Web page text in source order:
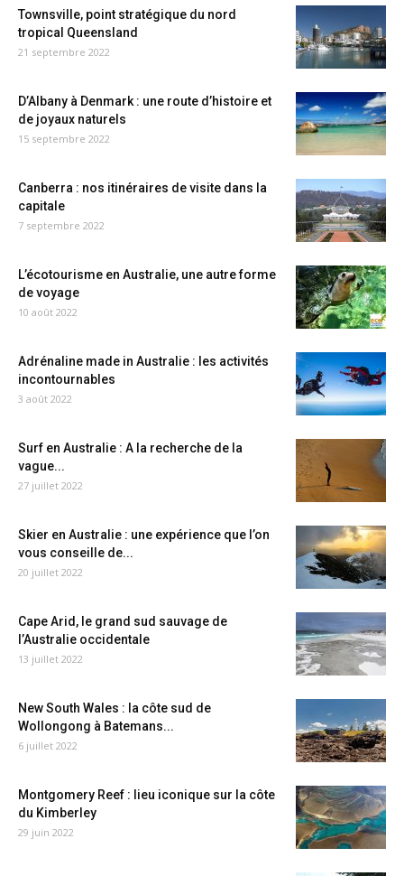
Townsville, point stratégique du nord
tropical Queensland
21 septembre 2022
D’Albany à Denmark : une route d’histoire et
de joyaux naturels
15 septembre 2022
Canberra : nos itinéraires de visite dans la
capitale
7 septembre 2022
L’écotourisme en Australie, une autre forme
de voyage
10 août 2022
Adrénaline made in Australie : les activités
incontournables
3 août 2022
Surf en Australie : A la recherche de la
vague...
27 juillet 2022
Skier en Australie : une expérience que l’on
vous conseille de...
20 juillet 2022
Cape Arid, le grand sud sauvage de
l’Australie occidentale
13 juillet 2022
New South Wales : la côte sud de
Wollongong à Batemans...
6 juillet 2022
Montgomery Reef : lieu iconique sur la côte
du Kimberley
29 juin 2022